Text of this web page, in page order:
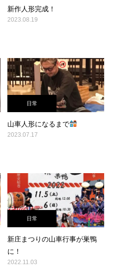
新作人形完成！
2023.08.19
日常
山車人形になるまで
2023.07.17
日常
新庄まつりの山車行事が巣鴨
に！
2022.11.03